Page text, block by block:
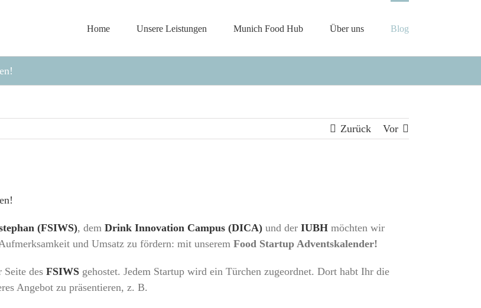
Home Unsere Leistungen Munich Food Hub Über uns Blog
Zurück Vor
(FSIWS), dem Drink Innovation Campus (DICA) und der IUBH möchten wir
und Umsatz zu fördern: mit unserem Food Startup Adventskalender!
des FSIWS gehostet. Jedem Startup wird ein Türchen zugeordnet. Dort habt Ihr die
Angebot zu präsentieren, z. B.